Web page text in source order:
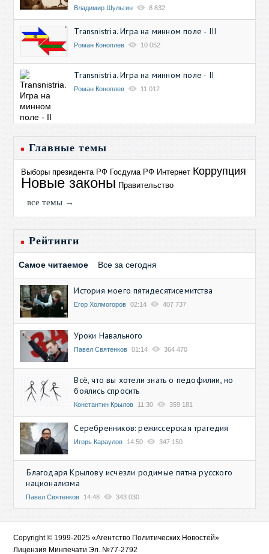
Владимир Шульгин 8 832
Transnistria. Игра на минном поле - III
Роман Коноплев 10 052
Transnistria. Игра на минном поле - II
Роман Коноплев 11 012
Главные темы
Выборы президента РФ Госдума РФ Интернет Коррупция
Новые законы Правительство
все темы →
Рейтинги
Самое читаемое Все за сегодня
История моего пятидесятисемитства
Егор Холмогоров 02:14 407 737
Уроки Навального
Павел Святенков 01:14 364 470
Всё, что вы хотели знать о педофилии, но
боялись спросить
Константин Крылов 11:30 359 181
Серебренников: режиссерская трагедия
Игорь Караулов 14:50 347 150
Благодаря Крылову исчезли родимые пятна русского
национализма
Павел Святенков 14:48 343 030
Copyright © 1999-2025 «Агентство Политических Новостей»
Лицензия Минпечати Эл. №77-2792